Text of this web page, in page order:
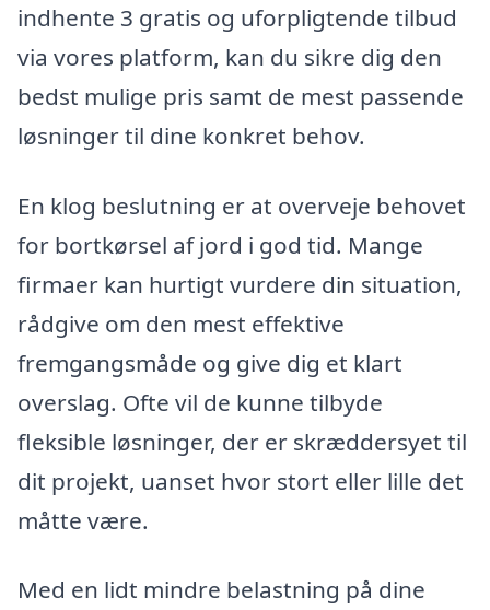
indhente 3 gratis og uforpligtende tilbud
via vores platform, kan du sikre dig den
bedst mulige pris samt de mest passende
løsninger til dine konkret behov.
En klog beslutning er at overveje behovet
for bortkørsel af jord i god tid. Mange
firmaer kan hurtigt vurdere din situation,
rådgive om den mest effektive
fremgangsmåde og give dig et klart
overslag. Ofte vil de kunne tilbyde
fleksible løsninger, der er skræddersyet til
dit projekt, uanset hvor stort eller lille det
måtte være.
Med en lidt mindre belastning på dine